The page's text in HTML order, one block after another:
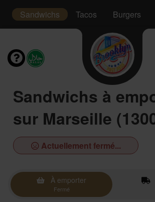
Sandwichs Tacos Burgers
Sandwichs à
sur Marseille
Actuellement fermé...
À emporter
Fermé